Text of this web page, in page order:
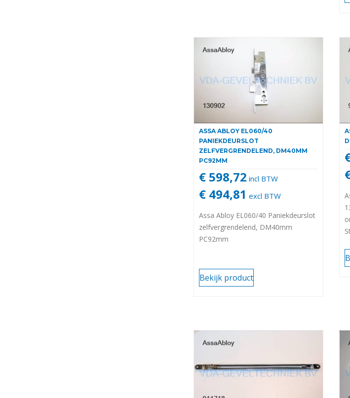
ASSA ABLOY EL060/40
PANIEKDEURSLOT
ZELFVERGRENDELEND, DM40MM
PC92MM
€ 598,72 incl BTW
€ 494,81 excl BTW
Assa Abloy EL060/40 Paniekdeurslot
zelfvergrendelend, DM40mm
PC92mm
Bekijk product